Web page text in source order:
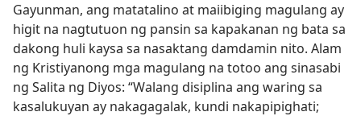
Gayunman, ang matatalino at maiibiging magulang ay
higit na nagtutuon ng pansin sa kapakanan ng bata sa
dakong huli kaysa sa nasaktang damdamin nito. Alam
ng Kristiyanong mga magulang na totoo ang sinasabi
ng Salita ng Diyos: “Walang disiplina ang waring sa
kasalukuyan ay nakagagalak, kundi nakapipighati;